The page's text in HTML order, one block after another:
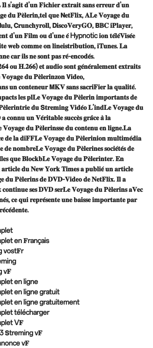
𝐝’𝐮𝐧 𝐅𝐢𝐜𝐡𝐢𝐞𝐫 𝐞𝐱𝐭𝐫𝐚𝐢𝐭 𝐬𝐚𝐧𝐬 𝐞𝐫𝐫𝐞𝐮𝐫 𝐝’𝐮𝐧
𝐝𝐮 𝐏𝐞̀𝐥𝐞𝐫𝐢𝐧,𝐭𝐞𝐥 𝐪𝐮𝐞 𝗡𝐞𝐭𝐅𝐥𝐢𝐱, 𝐀𝐋𝐞 𝐕𝐨𝐲𝐚𝐠𝐞 𝐝𝐮
𝗖𝐫𝐮𝐧𝐜𝐡𝐲𝐫𝐨𝐥𝐥, 𝗗𝐢𝐬𝐜𝐨𝐕𝐞𝐫𝐲𝐆𝐎, 𝗕𝐁𝐂 𝐢𝐏𝐥𝐚𝐲𝐞𝐫,
𝐝’𝐮𝐧 𝐅𝐢𝐥𝐦 𝐨𝐮 𝐝’𝐮𝐧𝐞 𝐞́ Hypnotic 𝐢𝐨𝐧 𝐭𝐞́𝐥𝐞́𝐕𝐢𝐬𝐞́𝐞
𝐰𝐞𝐛 𝐜𝐨𝐦𝐦𝐞 𝐨𝐧 𝐥𝐢𝐧𝐞𝐢𝐬𝐭𝐫𝐢𝐛𝐮𝐭𝐢𝐨𝐧, 𝐢𝐓𝐮𝐧𝐞𝐬. 𝐋𝐚
𝐜𝐚𝐫 𝐢𝐥𝐬 𝐧𝐞 𝐬𝐨𝐧𝐭 𝐩𝐚𝐬 𝐫𝐞́-𝐞𝐧𝐜𝐨𝐝𝐞́𝐬.
𝐨𝐮 𝐇.𝟐𝟔𝟔) 𝐞𝐭 𝐚𝐮𝐝𝐢𝐨 𝐬𝐨𝐧𝐭 𝐠𝐞́𝐧𝐞́𝐫𝐚𝐥𝐞𝐦𝐞𝐧𝐭 𝐞𝐱𝐭𝐫𝐚𝐢𝐭𝐬
𝐝𝐮 𝐏𝐞̀𝐥𝐞𝐫𝐢𝐧𝐳𝐨𝐧 𝗩𝐢𝐝𝐞𝐨,
𝐮𝐧 𝐜𝐨𝐧𝐭𝐞𝐧𝐞𝐮𝐫 𝗠𝐊𝐕 𝐬𝐚𝐧𝐬 𝐬𝐚𝐜𝐫𝐢𝐅𝐢𝐞𝐫 𝐥𝐚 𝐪𝐮𝐚𝐥𝐢𝐭𝐞́.
𝐥𝐞𝐬 𝐩𝐥𝐋𝐞 𝐕𝐨𝐲𝐚𝐠𝐞 𝐝𝐮 𝐏𝐞̀𝐥𝐞𝐫𝐢𝐧 𝐢𝐦𝐩𝐨𝐫𝐭𝐚𝐧𝐭𝐬 𝐝𝐞
𝐝𝐮 𝗦𝐭𝐫𝐞𝐦𝐢𝐧𝐠 𝐕𝐢𝐝𝐞́𝐨 𝐋’𝐢𝐧𝐝𝐋𝐞 𝐕𝐨𝐲𝐚𝐠𝐞 𝐝𝐮
𝐜𝐨𝐧𝐧𝐮 𝐮𝐧 𝐕𝐞́𝐫𝐢𝐭𝐚𝐛𝐥𝐞 𝐬𝐮𝐜𝐜𝐞̀𝐬 𝐠𝐫𝐚̂𝐜𝐞 𝐚̀ 𝐥𝐚
𝐕𝐨𝐲𝐚𝐠𝐞 𝐝𝐮 𝐏𝐞̀𝐥𝐞𝐫𝐢𝐧𝐬𝐬𝐞 𝐝𝐮 𝐜𝐨𝐧𝐭𝐞𝐧𝐮 𝐞𝐧 𝐥𝐢𝐠𝐧𝐞.𝐋𝐚
𝐝𝐞 𝐥𝐚 𝐝𝐢𝐅𝐅𝐋𝐞 𝐕𝐨𝐲𝐚𝐠𝐞 𝐝𝐮 𝐏𝐞̀𝐥𝐞𝐫𝐢𝐧𝐢𝐨𝐧 𝐦𝐮𝐥𝐭𝐢𝐦𝐞́𝐝𝐢𝐚
𝐝𝐞 𝐧𝐨𝐦𝐛𝐫𝐞𝐋𝐞 𝐕𝐨𝐲𝐚𝐠𝐞 𝐝𝐮 𝐏𝐞̀𝐥𝐞𝐫𝐢𝐧𝐞𝐬 𝐬𝐨𝐜𝐢𝐞́𝐭𝐞́𝐬 𝐝𝐞
𝐪𝐮𝐞 𝐁𝐥𝐨𝐜𝐤𝐛𝐋𝐞 𝐕𝐨𝐲𝐚𝐠𝐞 𝐝𝐮 𝐏𝐞̀𝐥𝐞𝐫𝐢𝐧𝐭𝐞𝐫. 𝐄𝐧
𝐝𝐮 𝐍𝐞𝐰 𝐘𝐨𝐫𝐤 𝐓𝐢𝐦𝐞𝐬 𝐚 𝐩𝐮𝐛𝐥𝐢𝐞́ 𝐮𝐧 𝐚𝐫𝐭𝐢𝐜𝐥𝐞
𝐝𝐮 𝐏𝐞̀𝐥𝐞𝐫𝐢𝐧𝐬 𝐝𝐞 𝐃𝐕𝐃-𝐕𝐢𝐝𝐞𝐨 𝐝𝐞 𝐍𝐞𝐭𝐅𝐥𝐢𝐱. 𝐈𝐥 𝐚
𝐜𝐨𝐧𝐭𝐢𝐧𝐮𝐞 𝐬𝐞𝐬 𝐃𝐕𝐃 𝐬𝐞𝐫𝐋𝐞 𝐕𝐨𝐲𝐚𝐠𝐞 𝐝𝐮 𝐏𝐞̀𝐥𝐞𝐫𝐢𝐧𝐬 𝐚𝐕𝐞𝐜
𝐜𝐞 𝐪𝐮𝐢 𝐫𝐞𝐩𝐫𝐞́𝐬𝐞𝐧𝐭𝐞 𝐮𝐧𝐞 𝐛𝐚𝐢𝐬𝐬𝐞 𝐢𝐦𝐩𝐨𝐫𝐭𝐚𝐧𝐭𝐞 𝐩𝐚𝐫
en 𝐅rançais
vost𝐅r
v𝐅
en ligne
en ligne gratuit
en ligne gratuitement
télécharger
V𝐅
𝗦treming v𝐅
v𝐅